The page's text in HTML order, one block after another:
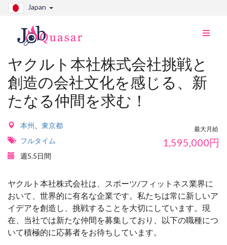
Japan
ナ
り
替
え
ヤクルト本社株式会社挑戦と
創造の会社文化を感じる、新
たなる仲間を求む！
本州
東京都
フルタイム
週5.5日間
最大月給
1,595,000円
ヤクルト本社株式会社は、スポーツ/フィットネス業界に
おいて、世界的に有名な企業です。私たちは常に新しいア
イデアを創造し、挑戦することを大切にしています。現
在、当社では新たな仲間を募集しており、以下の職種につ
いて積極的に応募者をお待ちしています。